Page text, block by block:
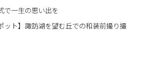
で一生の思い出を
ット】諏訪湖を望む丘での和装前撮り撮